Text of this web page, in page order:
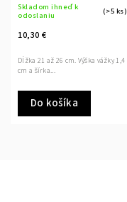
Skladom ihneď k
odoslaniu
(>5 ks)
10,30 €
Do košíka
Dĺžka 21 až 26 cm. Výška vážky 1,4
cm a šírka...